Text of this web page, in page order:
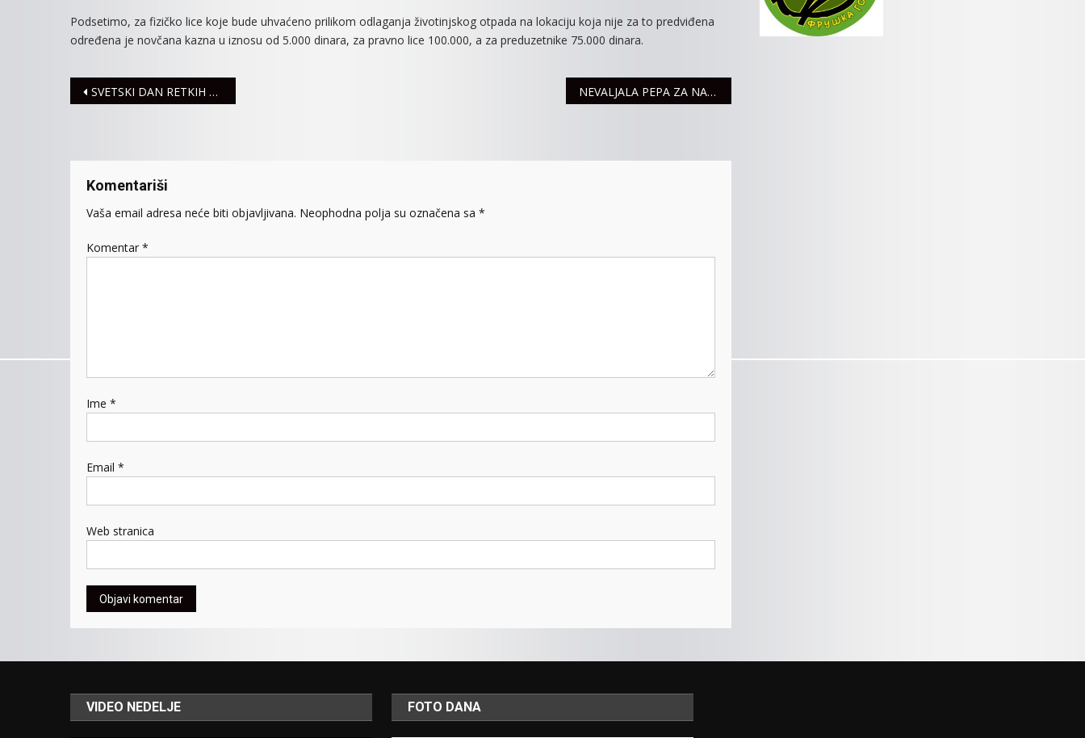
Podsetimo, za fizičko lice koje bude uhvaćeno prilikom odlaganja životinjskog otpada na lokaciju koja nije za to predviđena
određena je novčana kazna u iznosu od 5.000 dinara, za pravno lice 100.000, a za preduzetnike 75.000 dinara.
Navigacija
SVETSKI DAN RETKIH BOLESTI NEVALJALA PEPA ZA NAJMLAĐE MITROVČANE
Komentariši
Vaša email adresa neće biti objavljivana. Neophodna polja su označena sa *
Komentar *
Ime *
Email *
Web stranica
VIDEO NEDELJE FOTO DANA